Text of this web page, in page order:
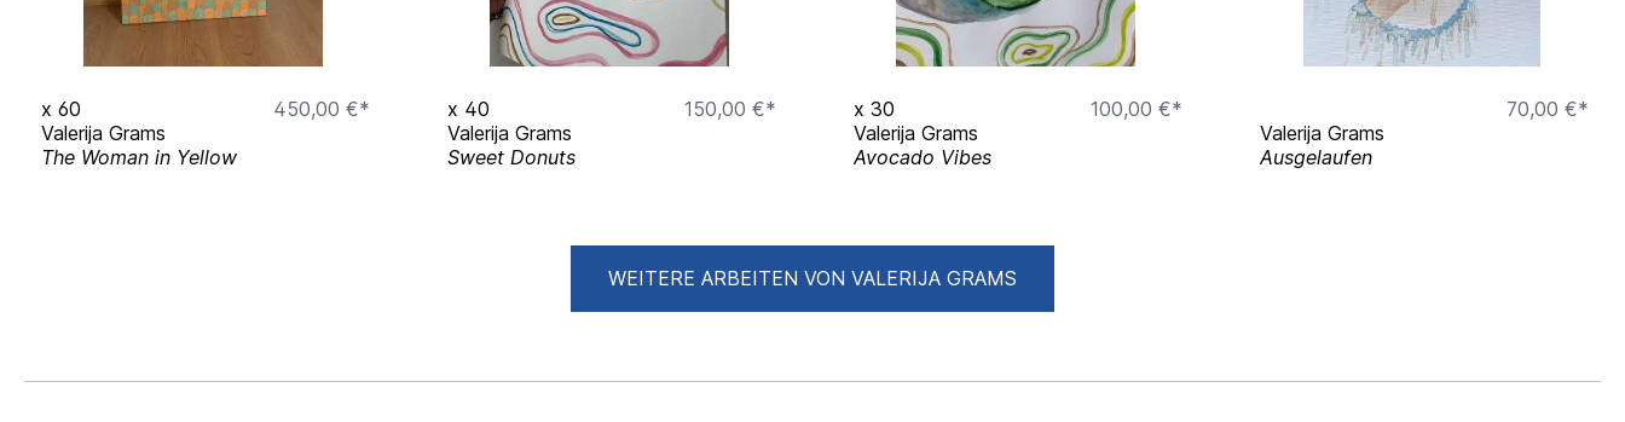
x 60
450,00 €*
Valerija Grams
The Woman in Yellow
x 40
150,00 €*
Valerija Grams
Sweet Donuts
x 30
100,00 €*
Valerija Grams
Avocado Vibes
70,00 €*
Valerija Grams
Ausgelaufen
WEITERE ARBEITEN VON VALERIJA GRAMS